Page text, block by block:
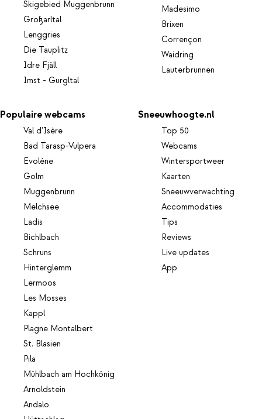
Skigebied Muggenbrunn
Großarltal
Lenggries
Die Tauplitz
Idre Fjäll
Imst - Gurgltal
Madesimo
Brixen
Corrençon
Waidring
Lauterbrunnen
Populaire webcams
Val d'Isère
Bad Tarasp-Vulpera
Evolène
Golm
Muggenbrunn
Melchsee
Ladis
Bichlbach
Schruns
Hinterglemm
Lermoos
Les Mosses
Kappl
Plagne Montalbert
St. Blasien
Pila
Mühlbach am Hochkönig
Arnoldstein
Andalo
Sneeuwhoogte.nl
Top 50
Webcams
Wintersportweer
Kaarten
Sneeuwverwachting
Accommodaties
Tips
Reviews
Live updates
App